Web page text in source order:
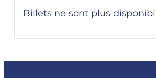
Billets ne sont plus